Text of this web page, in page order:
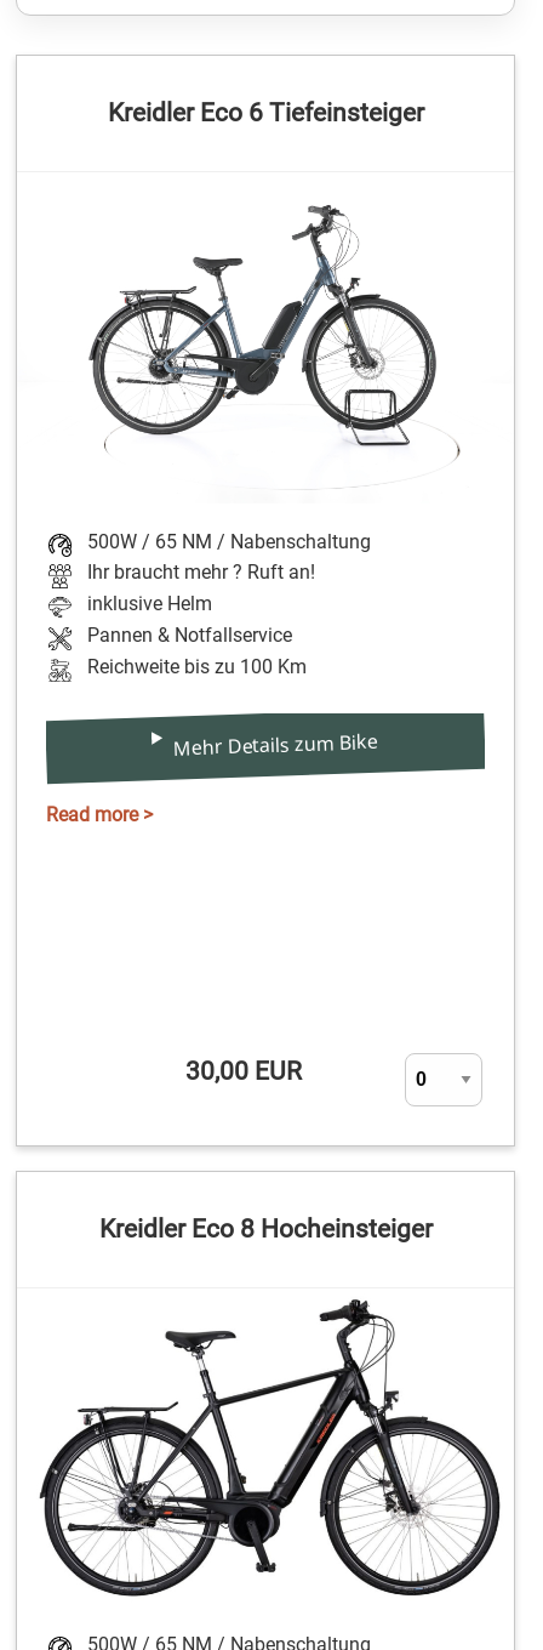
Kreidler Eco 6 Tiefeinsteiger
500W / 65 NM / Nabenschaltung
Ihr braucht mehr ? Ruft an!
inklusive Helm
Pannen & Notfallservice
Reichweite bis zu 100 Km
Mehr Details zum Bike
Read more >
30,00 EUR
Kreidler Eco 8 Hocheinsteiger
500W / 65 NM / Nabenschaltung